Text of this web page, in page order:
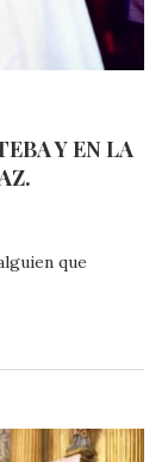
Y EN LA
que